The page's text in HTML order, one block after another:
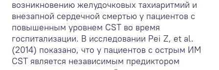
возникновению желудочковых тахиаритмий и
внезапной сердечной смертью у пациентов с
повышенным уровнем CST во время
госпитализации. В исследовании Pei Z, et al.
(2014) показано, что у пациентов с острым ИМ
CST является независимым предиктором